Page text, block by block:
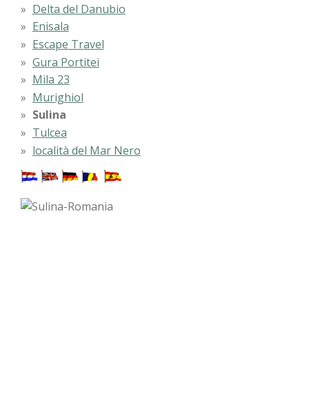
Delta del Danubio
Enisala
Escape Travel
Gura Portitei
Mila 23
Murighiol
Sulina
Tulcea
località del Mar Nero